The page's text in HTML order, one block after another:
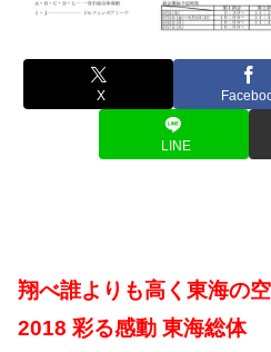
X
LINE
翔べ誰よりも高く東海の
2018 彩る感動 東海総体